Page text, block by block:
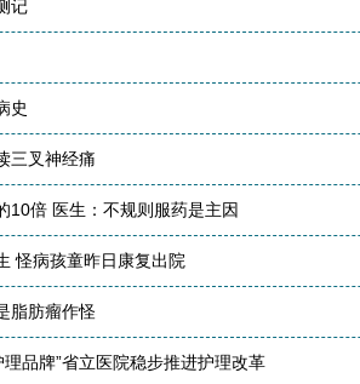
记
史
三叉神经痛
10倍 医生：不规则服药是主因
怪病孩童昨日康复出院
脂肪瘤作怪
品牌”省立医院稳步推进护理改革